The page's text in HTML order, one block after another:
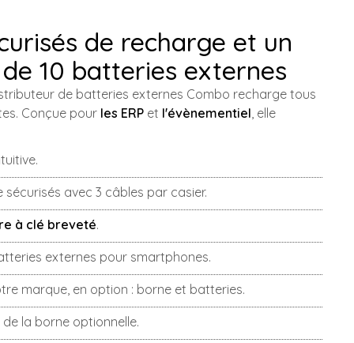
de recharge et un
10 batteries externes
de batteries externes Combo recharge tous
Conçue pour les ERP et l'évènementiel, elle
avec 3 câbles par casier.
à clé breveté.
externes pour smartphones.
marque, en option : borne et batteries.
la borne optionnelle.